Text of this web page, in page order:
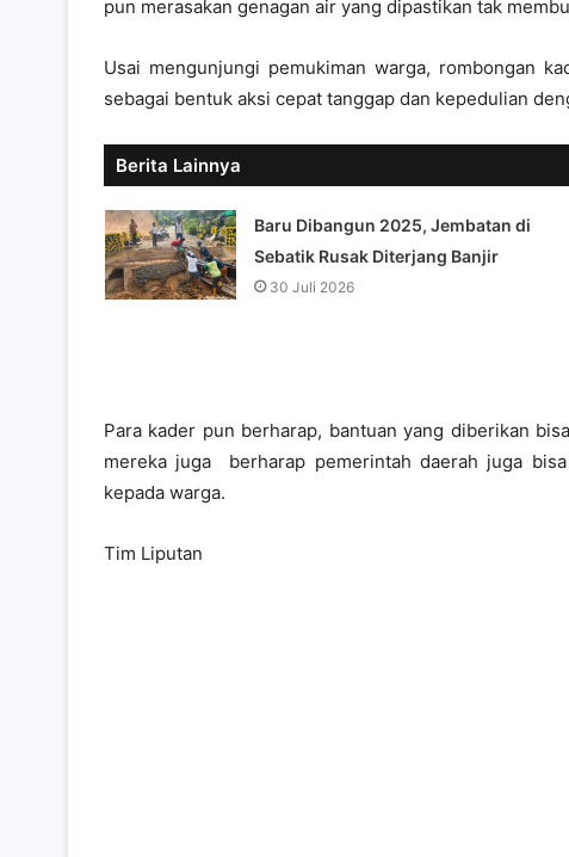
pun merasakan genagan air yang dipastikan tak
Usai mengunjungi pemukiman warga, rombongan
sebagai bentuk aksi cepat tanggap dan kepedulian
Berita Lainnya
Baru Dibangun 2025, Jembatan di
Sebatik Rusak Diterjang Banjir
30 Juli 2026
Para kader pun berharap, bantuan yang diberikan
mereka juga berharap pemerintah daerah juga
kepada warga.
Tim Liputan